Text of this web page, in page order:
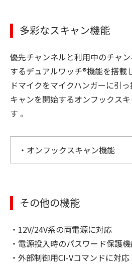
多彩なスキャン機能
優先チャンネルと利用中のチャ
するデュアルワッチ®機能を搭載
ドマイクをマイクハンガーに引
キャンを開始するオンフックス
す 。
・オンフックスキャン機能
その他の機能
・12V/24V系の両電源に対応
・電源投入時のパスワード保護
・外部制御用CI-Vコマンドに対応